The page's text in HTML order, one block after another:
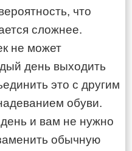
что
сложнее.
не может
день выходить
это с другим
обуви.
и вам не нужно
обычную